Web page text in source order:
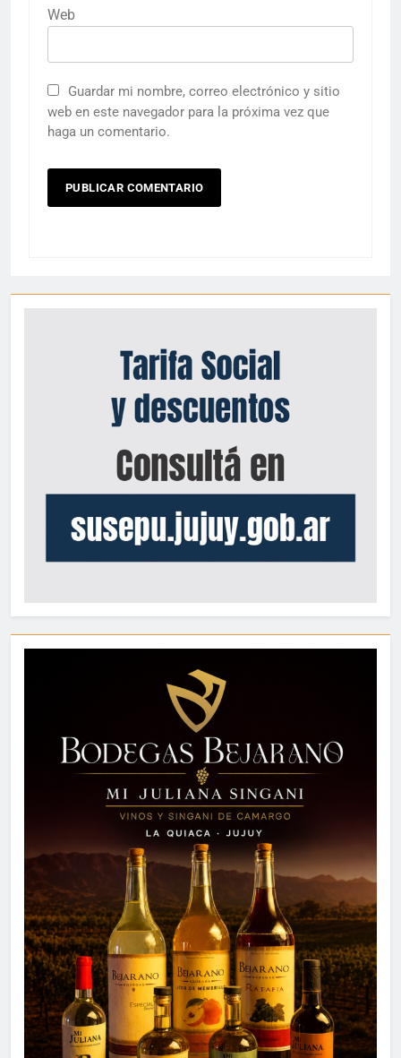
Web
Guardar mi nombre, correo electrónico y sitio
web en este navegador para la próxima vez que
haga un comentario.